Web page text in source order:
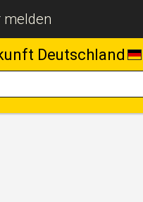
Deutschland